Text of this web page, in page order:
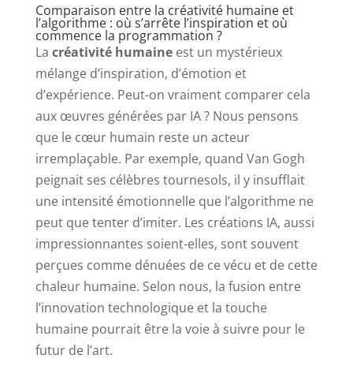
Comparaison entre la créativité humaine et
l’algorithme : où s’arrête l’inspiration et où
commence la programmation ?
La créativité humaineest un mystérieux
mélange d’inspiration, d’émotion et
d’expérience. Peut-on vraiment comparer cela
aux œuvres générées par IA ? Nous pensons
que le cœur humain reste un acteur
irremplaçable. Par exemple, quand Van Gogh
peignait ses célèbres tournesols, il y insufflait
une intensité émotionnelle que l’algorithme ne
peut que tenter d’imiter. Les créations IA, aussi
impressionnantes soient-elles, sont souvent
perçues comme dénuées de ce vécu et de cette
chaleur humaine. Selon nous, la fusion entre
l’innovation technologique et la touche
humaine pourrait être la voie à suivre pour le
futur de l’art.